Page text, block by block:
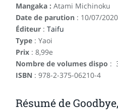
Mangaka : Atami Michinoku
Date de parution : 10/07/2020
Éditeur : Taifu
Type : Yaoi
Prix : 8,99e
Nombre de volumes dispo :
ISBN : 978-2-375-06210-4
Résumé de